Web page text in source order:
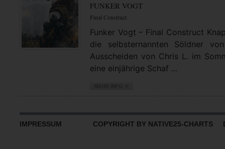
FUNKER VOGT
Final Construct
Funker Vogt – Final Construct
die selbsternannten Söldner
Ausscheiden von Chris L. im
eine einjährige Schaf ...
IMPRESSUM COPYRIGHT BY NATIVE25-CHARTS